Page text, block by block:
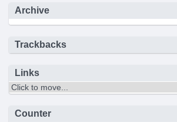
Archive
Trackbacks
Links
Counter